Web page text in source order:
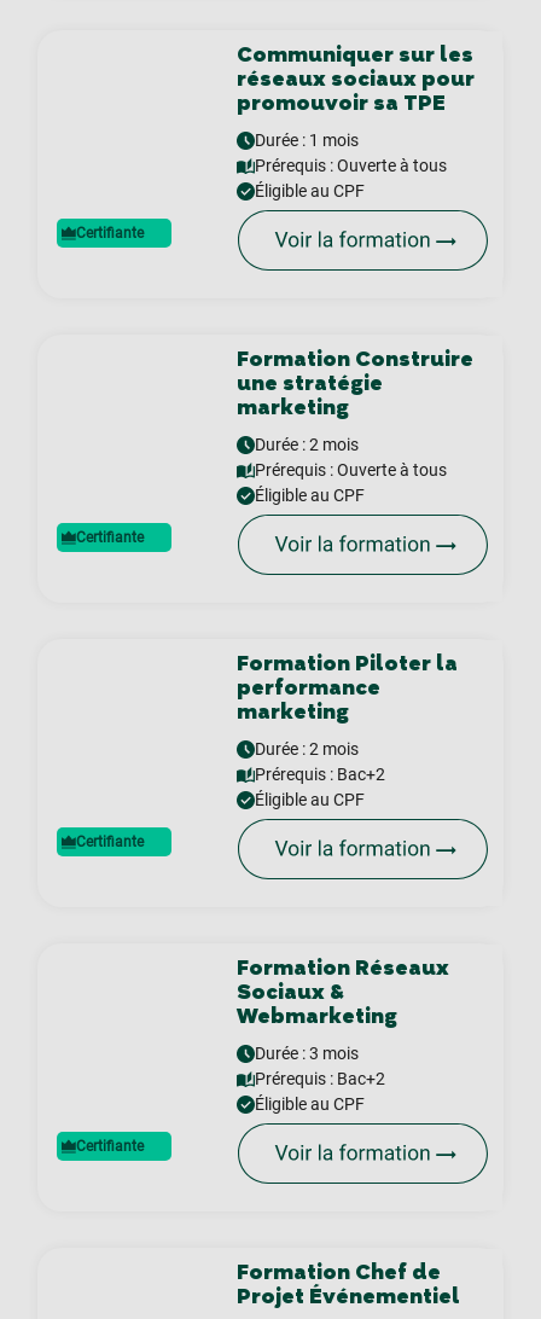
Certifiante
Communiquer sur les
réseaux sociaux pour
promouvoir sa TPE
Durée : 1 mois
Prérequis :Ouverte à tous
Éligible au CPF
Certifiante
Formation Construire
une stratégie
marketing
Durée : 2 mois
Prérequis :Ouverte à tous
Éligible au CPF
Certifiante
Formation Piloter la
performance
marketing
Durée : 2 mois
Prérequis : Bac+2
Éligible au CPF
Certifiante
Formation Réseaux
Sociaux &
Webmarketing
Durée : 3 mois
Prérequis : Bac+2
Éligible au CPF
Formation Chef de
Projet Événementiel